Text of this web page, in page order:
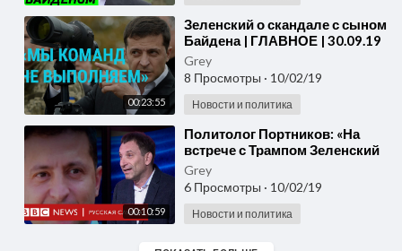
00:23:55
⁣Зеленский о скандале с сыном
Байдена | ГЛАВНОЕ | 30.09.19
Grey
8 Просмотры · 10/02/19
Новости и политика
00:10:59
⁣Политолог Портников: «На
встрече с Трампом Зеленский
был в ужасе»
Grey
6 Просмотры · 10/02/19
Новости и политика